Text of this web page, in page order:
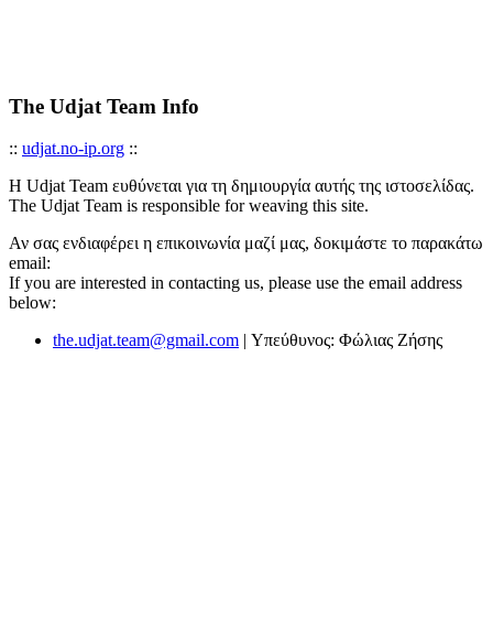
The Udjat Team Info
:: udjat.no-ip.org ::
Η Udjat Team ευθύνεται για τη δημιουργία αυτής της ιστοσελίδας.
The Udjat Team is responsible for weaving this site.
Αν σας ενδιαφέρει η επικοινωνία μαζί μας, δοκιμάστε το παρακάτω
email:
If you are interested in contacting us, please use the email address
below:
the.udjat.team@gmail.com | Υπεύθυνος: Φώλιας Ζήσης